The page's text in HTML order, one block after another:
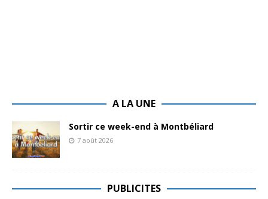
A LA UNE
Sortir ce week-end à Montbéliard
7 août 2026
PUBLICITES